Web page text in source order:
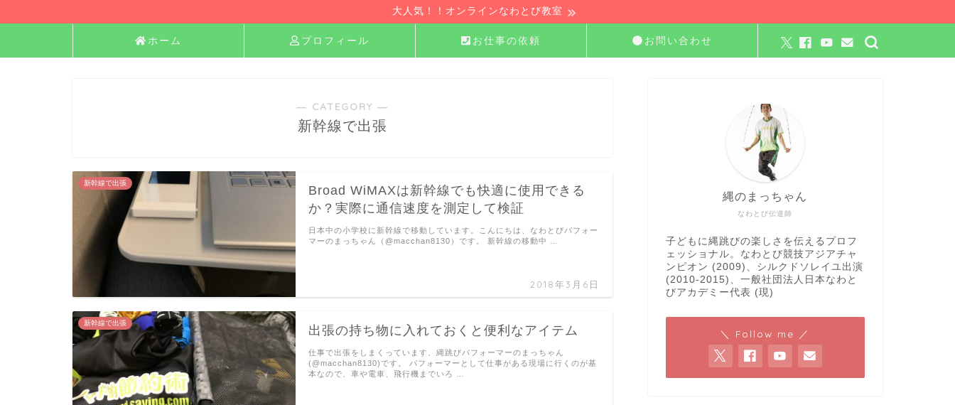
大人気！！オンラインなわとび教室
ホーム プロフィール お仕事の依頼 お問い合わせ
― CATEGORY ―
新幹線で出張
新幹線で出張
Broad WiMAXは新幹線でも快適に使用できる
か？実際に通信速度を測定して検証
2018年3月6日
日本中の小学校に新幹線で移動しています。こんにちは、なわとびパフォー
マーのまっちゃん（@macchan8130）です。 新幹線の移動中 …
新幹線で出張
出張の持ち物に入れておくと便利なアイテム
仕事で出張をしまくっています、縄跳びパフォーマーのまっちゃん
(@macchan8130)です。 パフォーマーとして仕事がある現場に行くのが基
本なので、車や電車、飛行機までいろ …
なわとび伝道師
縄のまっちゃん
子どもに縄跳びの楽しさを伝えるプロフ
ェッショナル。なわとび競技アジアチャ
ンピオン (2009)、シルクドソレイユ出演
(2010-2015)、一般社団法人日本なわと
びアカデミー代表 (現)
＼ Follow me ／